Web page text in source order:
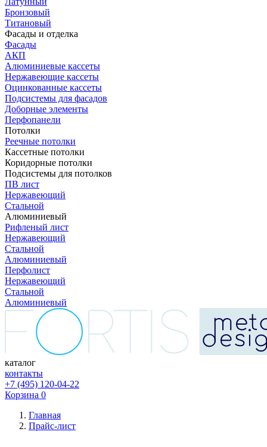
Бронзовый
Титановый
Фасады и отделка
Фасады
АКП
Алюминиевые кассеты
Нержавеющие кассеты
Оцинкованные кассеты
Подсистемы для фасадов
Доборные элементы
Перфопанели
Потолки
Реечные потолки
Кассетные потолки
Коридорные потолки
Подсистемы для потолков
ПВ лист
Нержавеющий
Стальной
Алюминиевый
Рифленый лист
Нержавеющий
Стальной
Алюминиевый
Перфолист
Нержавеющий
Стальной
Алюминиевый
каталог
контакты
+7 (495) 120-04-22
Корзина 0
Главная
Прайс-лист